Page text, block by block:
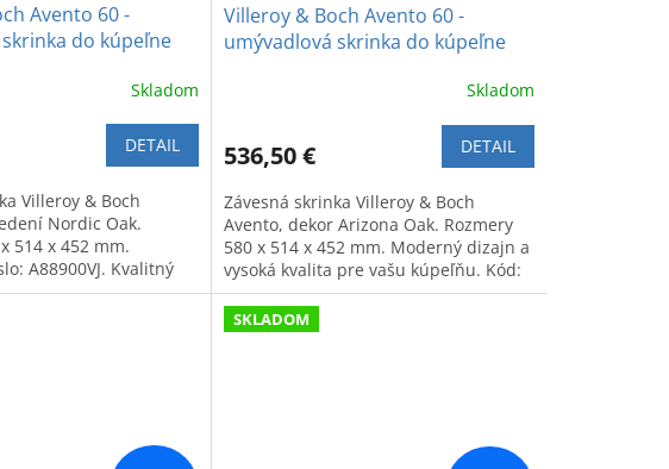
Avento 60 -
do kúpeľne
Skladom
DETAIL
Villeroy & Boch
Nordic Oak.
514 x 452 mm.
A88900VJ. Kvalitný
Villeroy & Boch Avento 60 -
umývadlová skrinka do kúpeľne
Skladom
536,50 € DETAIL
Závesná skrinka Villeroy & Boch
Avento, dekor Arizona Oak. Rozmery
580 x 514 x 452 mm. Moderný dizajn a
vysoká kvalita pre vašu kúpeľňu. Kód:
A88900VH.
SKLADOM